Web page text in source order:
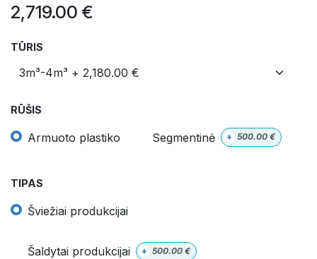
2,719.00 €
TŪRIS
RŪŠIS
Armuoto plastiko Segmentinė + 500.00 €
TIPAS
Šviežiai produkcijai
Šaldytai produkcijai + 500.00 €